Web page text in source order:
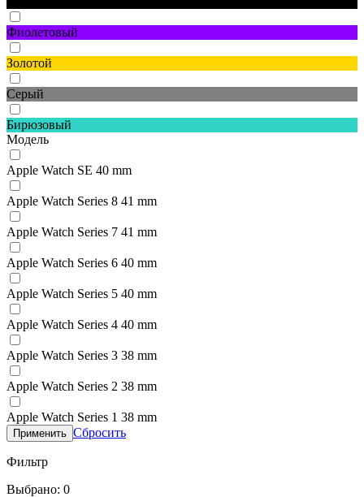
Фиолетовый
Золотой
Серый
Бирюзовый
Модель
Apple Watch SE 40 mm
Apple Watch Series 8 41 mm
Apple Watch Series 7 41 mm
Apple Watch Series 6 40 mm
Apple Watch Series 5 40 mm
Apple Watch Series 4 40 mm
Apple Watch Series 3 38 mm
Apple Watch Series 2 38 mm
Apple Watch Series 1 38 mm
Применить Сбросить
Фильтр
Выбрано: 0